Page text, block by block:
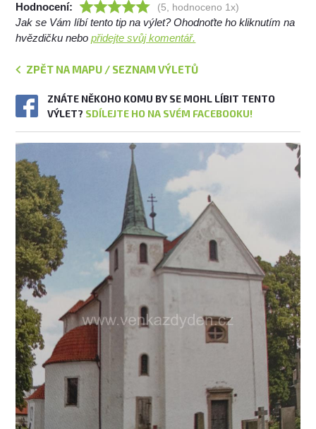
Hodnocení: (5, hodnoceno 1x)
Jak se Vám líbí tento tip na výlet? Ohodnoťte ho kliknutím na
hvězdičku nebopřidejte svůj komentář.
ZPĚT NA MAPU / SEZNAM VÝLETŮ
ZNÁTE NĚKOHO KOMU BY SE MOHL LÍBIT TENTO
VÝLET? SDÍLEJTE HO NA SVÉM FACEBOOKU!